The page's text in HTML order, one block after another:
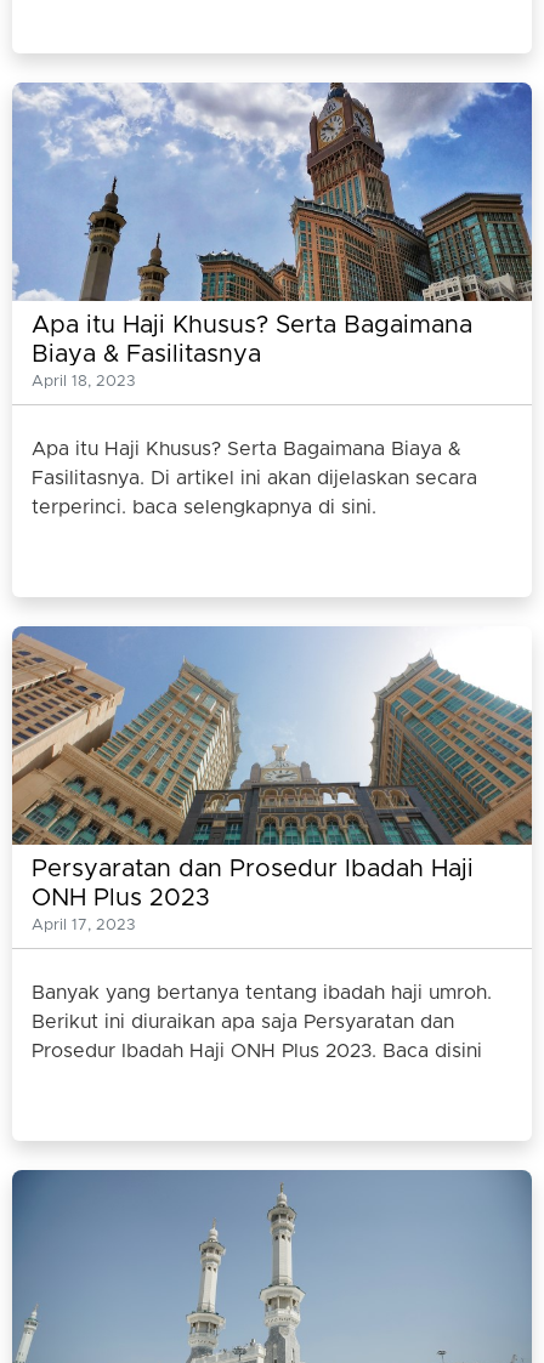
Apa itu Haji Khusus? Serta Bagaimana
Biaya & Fasilitasnya
April 18, 2023
Apa itu Haji Khusus? Serta Bagaimana Biaya &
Fasilitasnya. Di artikel ini akan dijelaskan secara
terperinci. baca selengkapnya di sini.
Persyaratan dan Prosedur Ibadah Haji
ONH Plus 2023
April 17, 2023
Banyak yang bertanya tentang ibadah haji umroh.
Berikut ini diuraikan apa saja Persyaratan dan
Prosedur Ibadah Haji ONH Plus 2023. Baca disini